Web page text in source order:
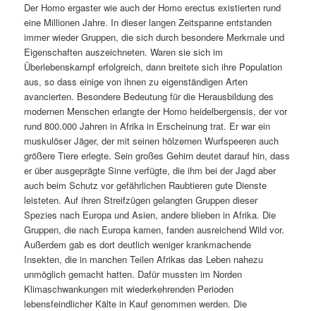
Der Homo ergaster wie auch der Homo erectus existierten rund
eine Millionen Jahre. In dieser langen Zeitspanne entstanden
immer wieder Gruppen, die sich durch besondere Merkmale und
Eigenschaften auszeichneten. Waren sie sich im
Überlebenskampf erfolgreich, dann breitete sich ihre Population
aus, so dass einige von ihnen zu eigenständigen Arten
avancierten. Besondere Bedeutung für die Herausbildung des
modernen Menschen erlangte der Homo heidelbergensis, der vor
rund 800.000 Jahren in Afrika in Erscheinung trat. Er war ein
muskulöser Jäger, der mit seinen hölzernen Wurfspeeren auch
größere Tiere erlegte. Sein großes Gehirn deutet darauf hin, dass
er über ausgeprägte Sinne verfügte, die ihm bei der Jagd aber
auch beim Schutz vor gefährlichen Raubtieren gute Dienste
leisteten. Auf ihren Streifzügen gelangten Gruppen dieser
Spezies nach Europa und Asien, andere blieben in Afrika. Die
Gruppen, die nach Europa kamen, fanden ausreichend Wild vor.
Außerdem gab es dort deutlich weniger krankmachende
Insekten, die in manchen Teilen Afrikas das Leben nahezu
unmöglich gemacht hatten. Dafür mussten im Norden
Klimaschwankungen mit wiederkehrenden Perioden
lebensfeindlicher Kälte in Kauf genommen werden. Die